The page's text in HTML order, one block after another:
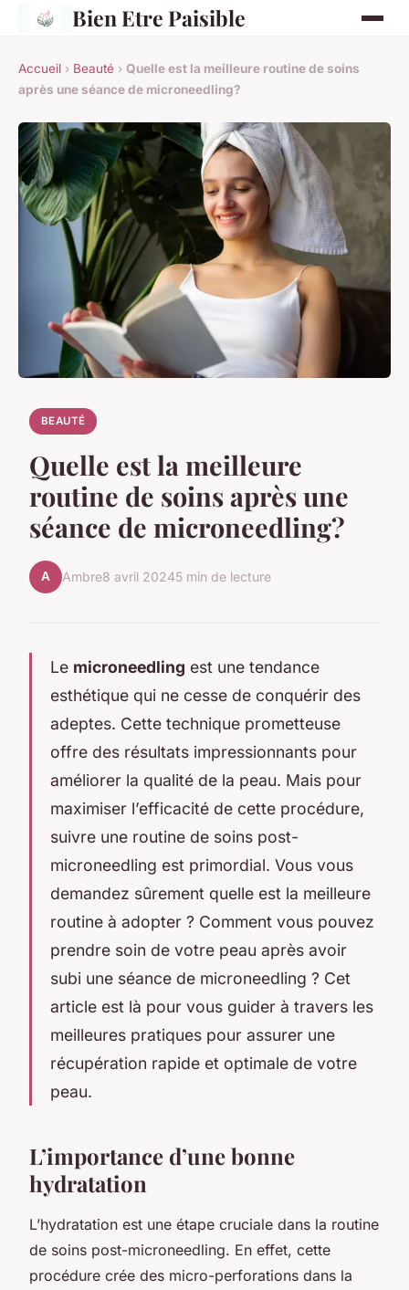
Bien Etre Paisible
Accueil › Beauté › Quelle est la meilleure routine de soins
après une séance de microneedling?
BEAUTÉ
Quelle est la meilleure
routine de soins après une
séance de microneedling?
A Ambre8 avril 20245 min de lecture
Le microneedling est une tendance
esthétique qui ne cesse de conquérir des
adeptes. Cette technique prometteuse
offre des résultats impressionnants pour
améliorer la qualité de la peau. Mais pour
maximiser l’efficacité de cette procédure,
suivre une routine de soins post-
microneedling est primordial. Vous vous
demandez sûrement quelle est la meilleure
routine à adopter ? Comment vous pouvez
prendre soin de votre peau après avoir
subi une séance de microneedling ? Cet
article est là pour vous guider à travers les
meilleures pratiques pour assurer une
récupération rapide et optimale de votre
peau.
L’importance d’une bonne
hydratation
L’hydratation est une étape cruciale dans la routine
de soins post-microneedling. En effet, cette
procédure crée des micro-perforations dans la